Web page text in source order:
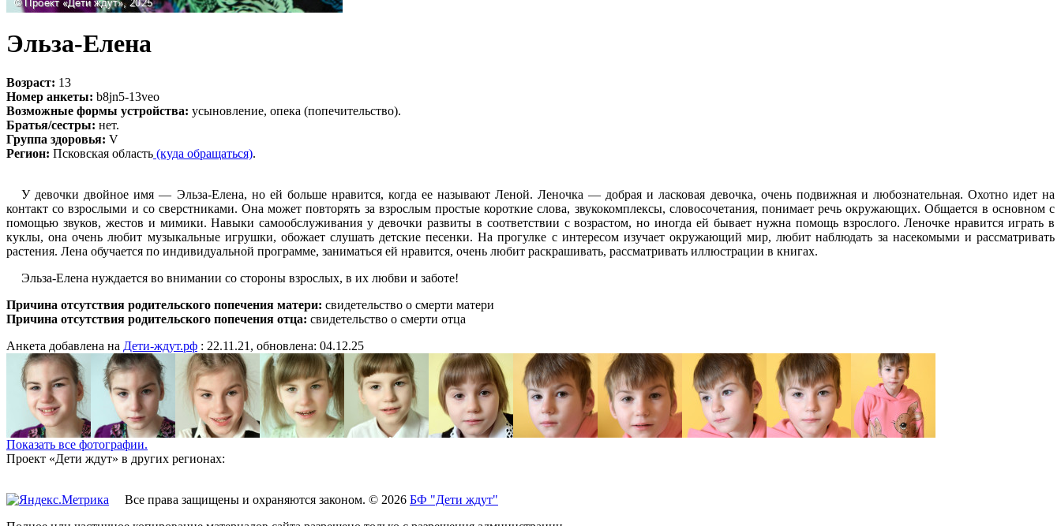
Эльза-Елена
Возраст: 13
Номер анкеты: b8jn5-13veo
Возможные формы устройства: усыновление, опека (попечительство).
Братья/сестры: нет.
Группа здоровья: V
Регион: Псковская область (куда обращаться).
У девочки двойное имя — Эльза-Елена, но ей больше нравится, когда ее называют Леной. Леночка — добрая и ласковая девочка, очень подвижная и любознательная. Охотно идет на
контакт со взрослыми и со сверстниками. Она может повторять за взрослым простые короткие слова, звукокомплексы, словосочетания, понимает речь окружающих. Общается в основном с
помощью звуков, жестов и мимики. Навыки самообслуживания у девочки развиты в соответствии с возрастом, но иногда ей бывает нужна помощь взрослого. Леночке нравится играть в
куклы, она очень любит музыкальные игрушки, обожает слушать детские песенки. На прогулке с интересом изучает окружающий мир, любит наблюдать за насекомыми и рассматривать
растения. Лена обучается по индивидуальной программе, заниматься ей нравится, очень любит раскрашивать, рассматривать иллюстрации в книгах.
Эльза-Елена нуждается во внимании со стороны взрослых, в их любви и заботе!
Причина отсутствия родительского попечения матери: свидетельство о смерти матери
Причина отсутствия родительского попечения отца: свидетельство о смерти отца
Анкета добавлена на Дети-ждут.рф : 22.11.21, обновлена: 04.12.25
Показать все фотографии.
Проект «Дети ждут» в других регионах:
Все права защищены и охраняются законом. © 2026 БФ "Дети ждут"